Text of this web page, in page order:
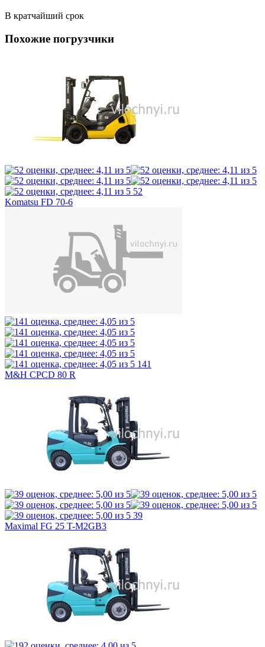
В кратчайший срок
Похожие погрузчики
52
Komatsu FD 70-6
141
M&H CPCD 80 R
39
Maximal FG 25 T-M2GB3